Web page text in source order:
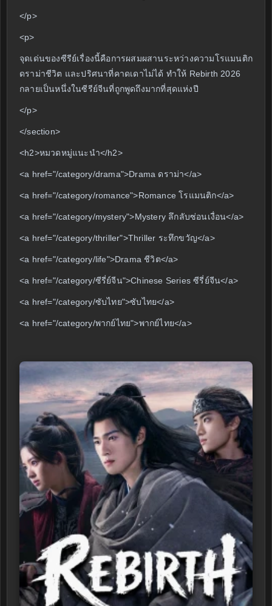
</p>
<p>
จุดเด่นของซีรีย์เรื่องนี้คือการผสมผสานระหว่างความโรแมนติก
ดราม่าชีวิต และปริศนาที่คาดเดาไม่ได้ ทำให้ Rebirth 2026
กลายเป็นหนึ่งในซีรีย์จีนที่ถูกพูดถึงมากที่สุดแห่งปี
</p>
</section>
<h2>หมวดหมู่แนะนำ</h2>
<a href="/category/drama">Drama ดราม่า</a>
<a href="/category/romance">Romance โรแมนติก</a>
<a href="/category/mystery">Mystery ลึกลับซ่อนเงื่อน</a>
<a href="/category/thriller">Thriller ระทึกขวัญ</a>
<a href="/category/life">Drama ชีวิต</a>
<a href="/category/ซีรี่ย์จีน">Chinese Series ซีรี่ย์จีน</a>
<a href="/category/ซับไทย">ซับไทย</a>
<a href="/category/พากย์ไทย">พากย์ไทย</a>